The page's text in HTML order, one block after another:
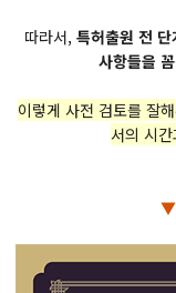
따라서, 특허출원 전
사항들을
이렇게 사전 검토를 잘
서의 시
▼